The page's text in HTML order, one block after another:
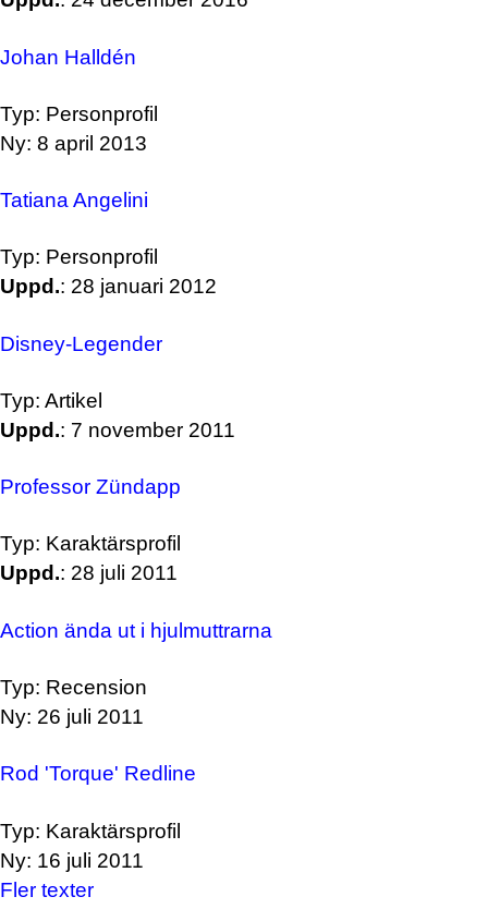
Johan Halldén
Typ: Personprofil
Ny: 8 april 2013
Tatiana Angelini
Typ: Personprofil
Uppd.: 28 januari 2012
Disney-Legender
Typ: Artikel
Uppd.: 7 november 2011
Professor Zündapp
Typ: Karaktärsprofil
Uppd.: 28 juli 2011
Action ända ut i hjulmuttrarna
Typ: Recension
Ny: 26 juli 2011
Rod 'Torque' Redline
Typ: Karaktärsprofil
Ny: 16 juli 2011
Fler texter